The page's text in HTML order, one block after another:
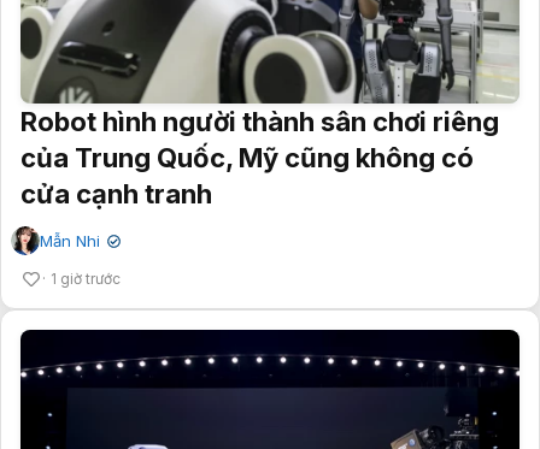
Robot hình người thành sân chơi riêng
của Trung Quốc, Mỹ cũng không có
cửa cạnh tranh
Mẫn Nhi ✔
1 giờ trước